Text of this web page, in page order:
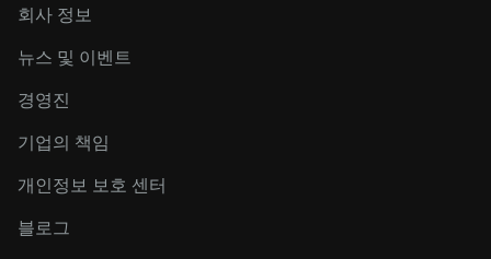
회사 정보
뉴스 및 이벤트
경영진
기업의 책임
개인정보 보호 센터
블로그